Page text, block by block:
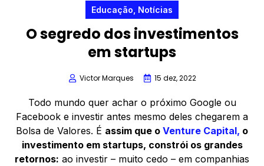
Educação Notícias
O segredo dos investimentos
em startups
Victor Marques 15 dez, 2022
Todo mundo quer achar o próximo Google ou
Facebook e investir antes mesmo deles chegarem a
Bolsa de Valores. É assim que o Venture Capital, o
investimento em startups, constrói os grandes
retornos: ao investir – muito cedo – em companhias